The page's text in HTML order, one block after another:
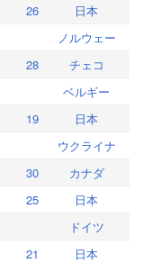
26
日本
ノルウェー
28
チェコ
ベルギー
19
日本
ウクライナ
30
カナダ
25
日本
ドイツ
21
日本